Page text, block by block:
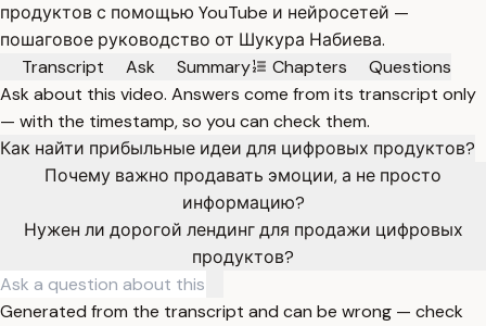
продуктов с помощью YouTube и нейросетей —
пошаговое руководство от Шукура Набиева.
Transcript
Ask Summary Chapters
Questions
Ask about this video. Answers come from its transcript only
— with the timestamp, so you can check them.
Как найти прибыльные идеи для цифровых продуктов?
Почему важно продавать эмоции, а не просто
информацию?
Нужен ли дорогой лендинг для продажи цифровых
продуктов?
Generated from the transcript and can be wrong — check